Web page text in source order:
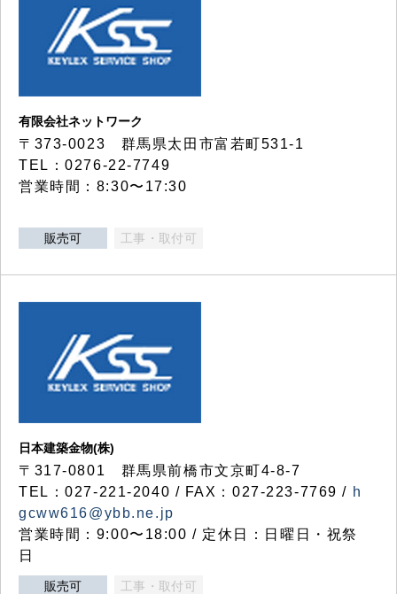
有限会社ネットワーク
〒373-0023 群馬県太田市富若町531-1
TEL：0276-22-7749
営業時間：8:30〜17:30
販売可 工事・取付可
日本建築金物(株)
〒317‐0801 群馬県前橋市文京町4-8-7
TEL：027-221-2040 / FAX：027-223-7769 / h
gcww616@ybb.ne.jp
営業時間：9:00〜18:00 / 定休日：日曜日・祝祭
日
販売可 工事・取付可